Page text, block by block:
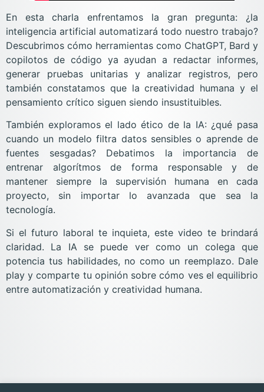
En esta charla enfrentamos la gran pregunta: ¿la
inteligencia artificial automatizará todo nuestro trabajo?
Descubrimos cómo herramientas como ChatGPT, Bard y
copilotos de código ya ayudan a redactar informes,
generar pruebas unitarias y analizar registros, pero
también constatamos que la creatividad humana y el
pensamiento crítico siguen siendo insustituibles.
También exploramos el lado ético de la IA: ¿qué pasa
cuando un modelo filtra datos sensibles o aprende de
fuentes sesgadas? Debatimos la importancia de
entrenar algorítmos de forma responsable y de
mantener siempre la supervisión humana en cada
proyecto, sin importar lo avanzada que sea la
tecnología.
Si el futuro laboral te inquieta, este video te brindará
claridad. La IA se puede ver como un colega que
potencia tus habilidades, no como un reemplazo. Dale
play y comparte tu opinión sobre cómo ves el equilibrio
entre automatización y creatividad humana.